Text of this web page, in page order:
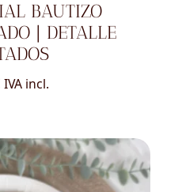
BAUTIZO
| DETALLE
IVA incl.